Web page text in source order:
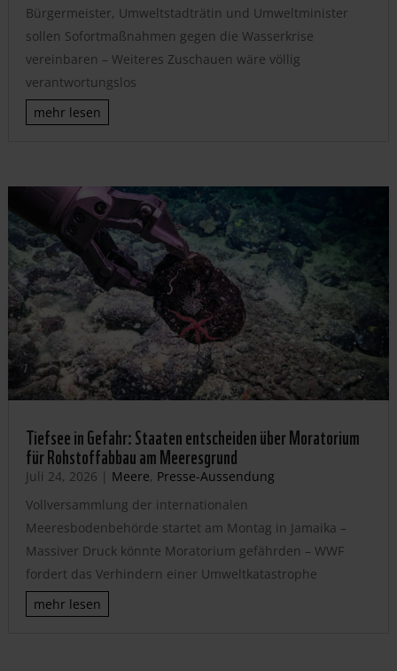
Bürgermeister, Umweltstadträtin und Umweltminister
sollen Sofortmaßnahmen gegen die Wasserkrise
vereinbaren – Weiteres Zuschauen wäre völlig
verantwortungslos
mehr lesen
Tiefsee in Gefahr: Staaten entscheiden über Moratorium
für Rohstoffabbau am Meeresgrund
Juli 24, 2026 | Meere, Presse-Aussendung
Vollversammlung der internationalen
Meeresbodenbehörde startet am Montag in Jamaika –
Massiver Druck könnte Moratorium gefährden – WWF
fordert das Verhindern einer Umweltkatastrophe
mehr lesen